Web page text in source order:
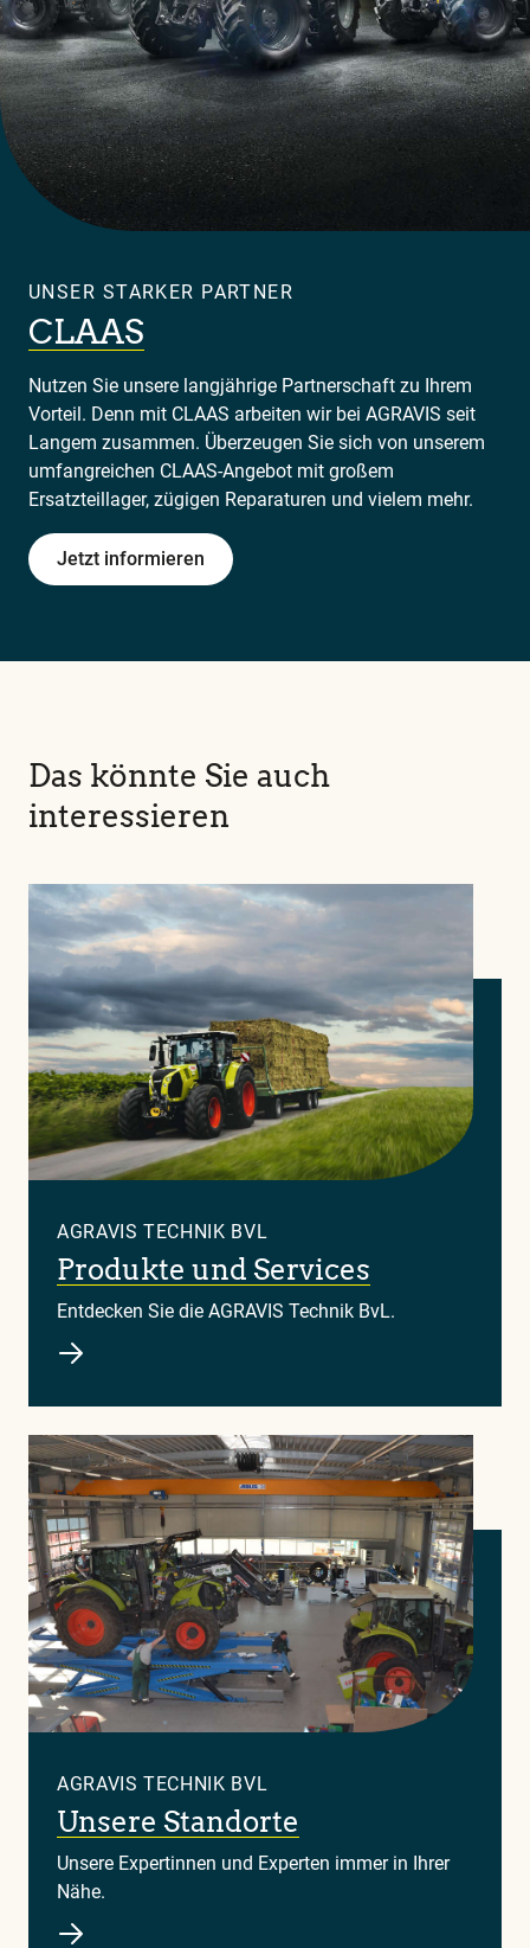
UNSER STARKER PARTNER
CLAAS
Nutzen Sie unsere langjährige Partnerschaft zu Ihrem
Vorteil. Denn mit CLAAS arbeiten wir bei AGRAVIS seit
Langem zusammen. Überzeugen Sie sich von unserem
umfangreichen CLAAS-Angebot mit großem
Ersatzteillager, zügigen Reparaturen und vielem mehr.
Jetzt informieren
Das könnte Sie auch
interessieren
AGRAVIS TECHNIK BVL
Produkte und Services
Entdecken Sie die AGRAVIS Technik BvL.
AGRAVIS TECHNIK BVL
Unsere Standorte
Unsere Expertinnen und Experten immer in Ihrer
Nähe.